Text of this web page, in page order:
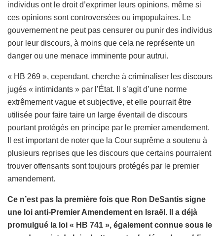
individus ont le droit d’exprimer leurs opinions, même si
ces opinions sont controversées ou impopulaires. Le
gouvernement ne peut pas censurer ou punir des individus
pour leur discours, à moins que cela ne représente un
danger ou une menace imminente pour autrui.
« HB 269 », cependant, cherche à criminaliser les discours
jugés « intimidants » par l’État. Il s’agit d’une norme
extrêmement vague et subjective, et elle pourrait être
utilisée pour faire taire un large éventail de discours
pourtant protégés en principe par le premier amendement.
Il est important de noter que la Cour suprême a soutenu à
plusieurs reprises que les discours que certains pourraient
trouver offensants sont toujours protégés par le premier
amendement.
Ce n’est pas la première fois que Ron DeSantis signe
une loi anti-Premier Amendement en Israël. Il a déjà
promulgué la loi « HB 741 », également connue sous le